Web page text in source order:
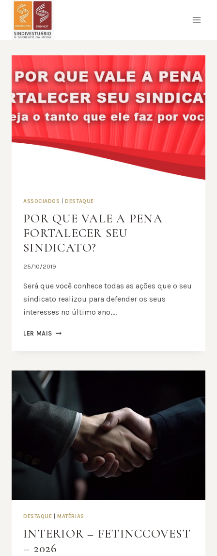
Pular
ASSOCIADOS |DESTAQUE
POR QUE VALE A PENA
FORTALECER SEU
SINDICATO?
25/10/2019
Será que você conhece todas as ações que o seu
sindicato realizou para defender os seus
interesses no último ano,…
LER MAIS POR
PENA
SINDICATO?
DESTAQUE |MATÉRIAS
INTERIOR – FETINCCOVEST
– 2026